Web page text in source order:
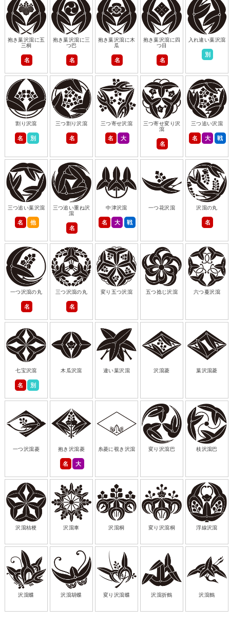
抱き葉沢瀉に五
三桐
名
抱き葉沢瀉に三
つ巴
名
抱き葉沢瀉に木
瓜
名
抱き葉沢瀉に四
つ目
名
入れ違い葉沢瀉
別
割り沢瀉
名 別
三つ割り沢瀉
名
三つ寄せ沢瀉
名 大
三つ寄せ変り沢
瀉
名
三つ追い沢瀉
名 大 戦
三つ追い葉沢瀉
名 他
三つ追い重ね沢
瀉
名
中津沢瀉
名 大 戦
一つ花沢瀉 沢瀉の丸
名
一つ沢瀉の丸
名
三つ沢瀉の丸
名
変り五つ沢瀉 五つ捻じ沢瀉 六つ蔓沢瀉
七宝沢瀉
名 別
木瓜沢瀉 違い葉沢瀉 沢瀉菱 葉沢瀉菱
一つ沢瀉菱 抱き沢瀉菱
名 大
糸菱に覗き沢瀉 変り沢瀉巴 枝沢瀉巴
沢瀉桔梗 沢瀉車 沢瀉桐 変り沢瀉桐 浮線沢瀉
沢瀉蝶 沢瀉胡蝶 変り沢瀉蝶 沢瀉折鶴 沢瀉鶴